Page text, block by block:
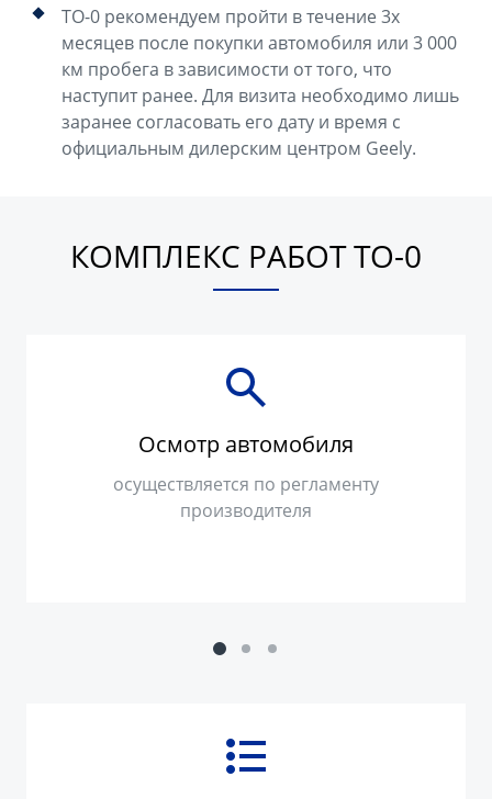
ТО-0 рекомендуем пройти в течение 3х
месяцев после покупки автомобиля или 3 000
км пробега в зависимости от того, что
наступит ранее. Для визита необходимо лишь
заранее согласовать его дату и время с
официальным дилерским центром Geely.
КОМПЛЕКС РАБОТ ТО-0
Осмотр автомобиля
осуществляется по регламенту
производителя